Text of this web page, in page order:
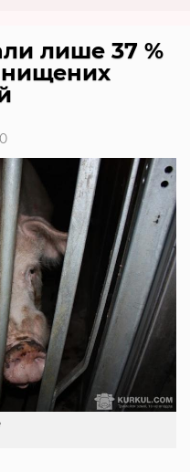
лише 37 %
0